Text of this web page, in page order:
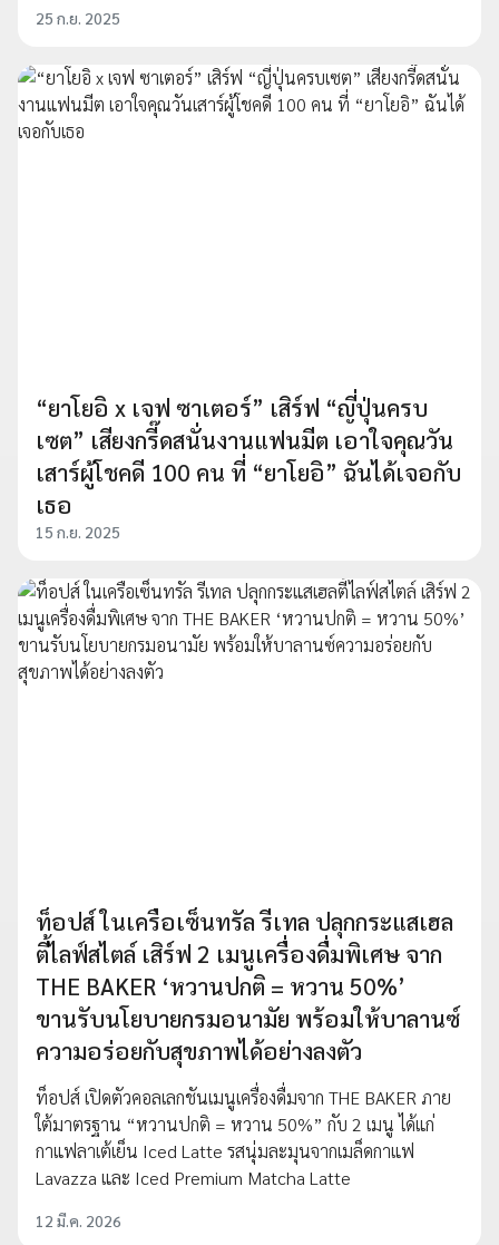
25 ก.ย. 2025
“ยาโยอิ x เจฟ ซาเตอร์” เสิร์ฟ “ญี่ปุ่นครบ
เซต” เสียงกรี๊ดสนั่นงานแฟนมีต เอาใจคุณวัน
เสาร์ผู้โชคดี 100 คน ที่ “ยาโยอิ” ฉันได้เจอกับ
เธอ
15 ก.ย. 2025
ท็อปส์ ในเครือเซ็นทรัล รีเทล ปลุกกระแสเฮล
ตี้ไลฟ์สไตล์ เสิร์ฟ 2 เมนูเครื่องดื่มพิเศษ จาก
THE BAKER ‘หวานปกติ = หวาน 50%’
ขานรับนโยบายกรมอนามัย พร้อมให้บาลานซ์
ความอร่อยกับสุขภาพได้อย่างลงตัว
ท็อปส์ เปิดตัวคอลเลกชันเมนูเครื่องดื่มจาก THE BAKER ภาย
ใต้มาตรฐาน “หวานปกติ = หวาน 50%” กับ 2 เมนู ได้แก่
กาแฟลาเต้เย็น Iced Latte รสนุ่มละมุนจากเมล็ดกาแฟ
Lavazza และ Iced Premium Matcha Latte
12 มี.ค. 2026